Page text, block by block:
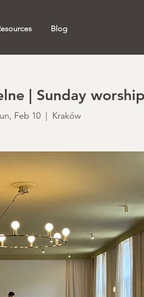
Blog
| Sunday
Feb 10
  |
Kraków